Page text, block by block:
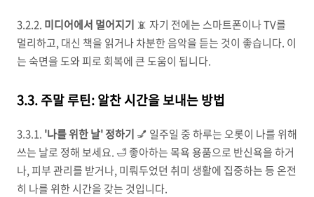
3.2.2. 미디어에서 멀어지기 📵 자기 전에는 스마트폰이나 TV를
멀리하고, 대신 책을 읽거나 차분한 음악을 듣는 것이 좋습니다. 이
는 숙면을 도와 피로 회복에 큰 도움이 됩니다.
3.3. 주말 루틴: 알찬 시간을 보내는 방법
3.3.1. '나를 위한 날' 정하기 💅 일주일 중 하루는 오롯이 나를 위해
쓰는 날로 정해 보세요. 🛁 좋아하는 목욕 용품으로 반신욕을 하거
나, 피부 관리를 받거나, 미뤄두었던 취미 생활에 집중하는 등 온전
히 나를 위한 시간을 갖는 것입니다.